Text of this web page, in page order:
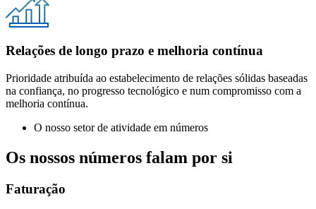
Relações de longo prazo e melhoria contínua
Prioridade atribuída ao estabelecimento de relações sólidas baseadas
na confiança, no progresso tecnológico e num compromisso com a
melhoria contínua.
O nosso setor de atividade em números
Os nossos números falam por si
Faturação